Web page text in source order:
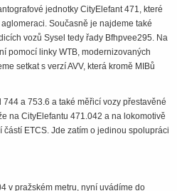
jednotky CityElefant 471, které
Současně je najdeme také
vozů Sysel tedy řady Bfhpvee295. Na
pomocí linky WTB, modernizovaných
setkat s verzí AVV, která kromě MIBů
a 753.6 a také měřicí vozy přestavěné
na City­Elefantu 471.042 a na lokomotivě
ETCS. Jde zatím o jedinou spolupráci
v pražském metru, nyní uvádíme do